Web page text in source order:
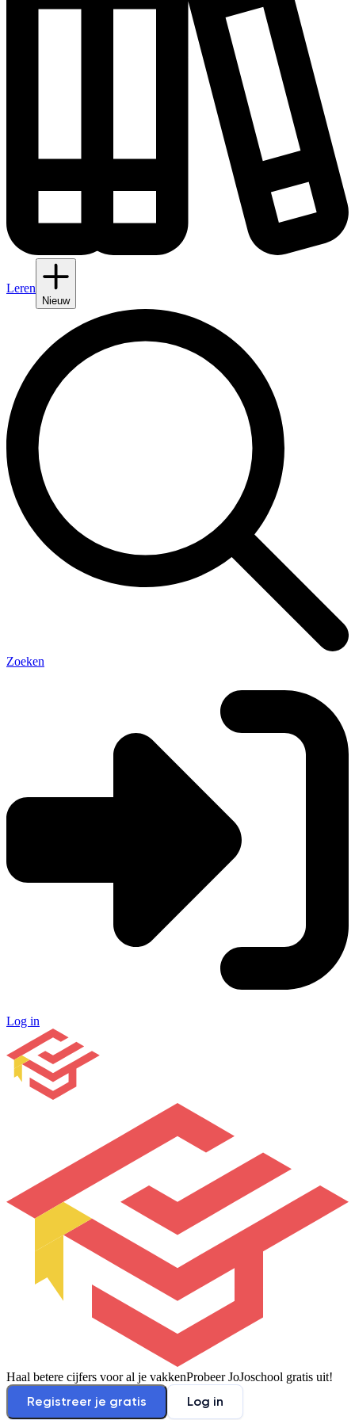
Leren
Nieuw
Zoeken
Log in
Haal betere cijfers voor al je vakkenProbeer JoJoschool gratis uit!
Registreer je gratis Log in